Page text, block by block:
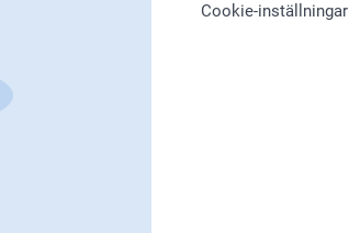
Cookie-inställningar